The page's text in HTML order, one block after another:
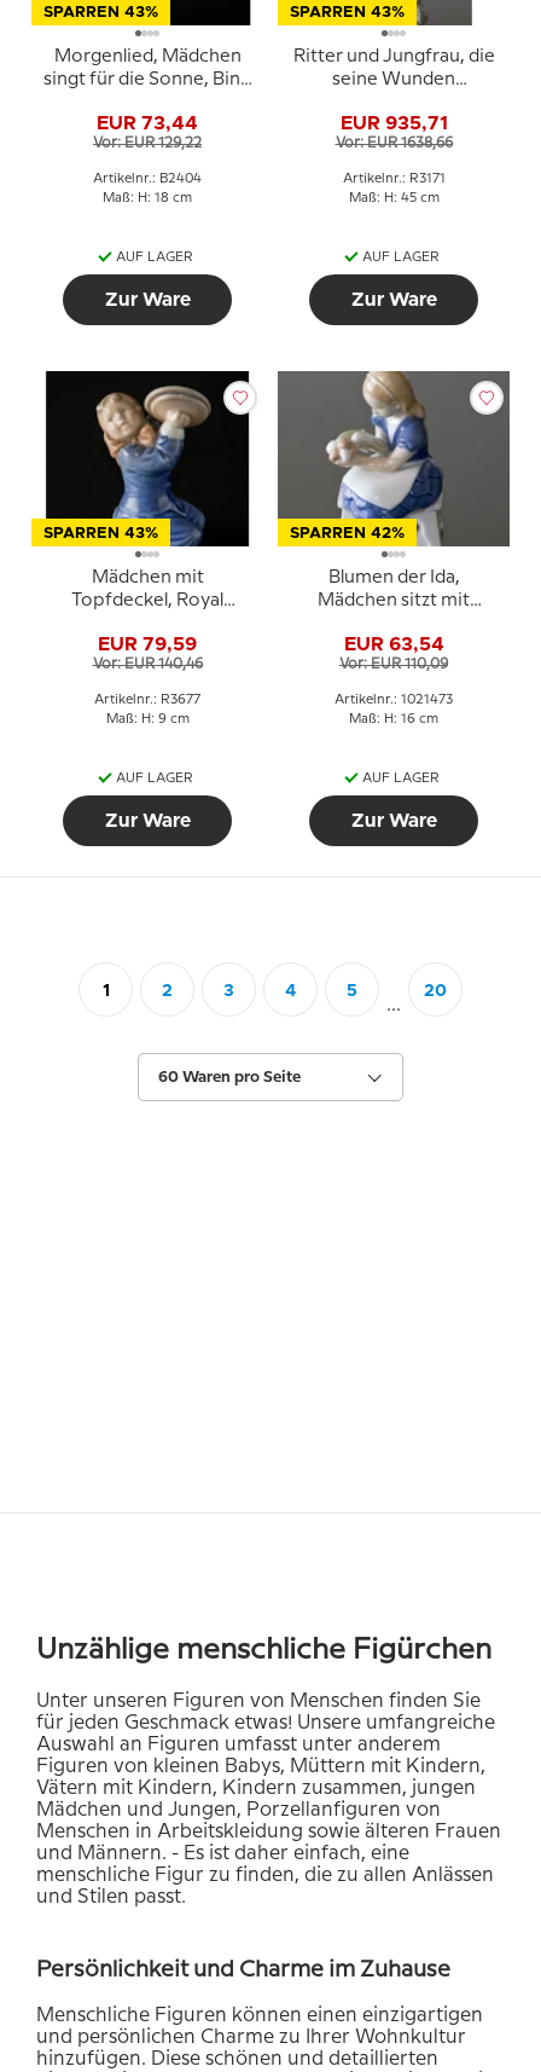
SPARREN 43%
Morgenlied, Mädchen
singt für die Sonne, Bing
2404
EUR 73,44
Vor: EUR 129,22
Artikelnr.: B2404
Maß: H: 18 cm
AUF LAGER
Zur Ware
SPARREN 43%
Ritter und Jungfrau, die
seine Wunden
Copenhagen Figur Nr.
3171
EUR 935,71
Vor: EUR 1638,66
Artikelnr.: R3171
Maß: H: 45 cm
AUF LAGER
Zur Ware
SPARREN 43%
Mädchen mit
Topfdeckel, Royal
3677
EUR 79,59
Vor: EUR 140,46
Artikelnr.: R3677
Maß: H: 9 cm
AUF LAGER
Zur Ware
SPARREN 42%
Blumen der Ida,
Mädchen sitzt mit
Figur Nr. 2298 oder 473
EUR 63,54
Vor: EUR 110,09
Artikelnr.: 1021473
Maß: H: 16 cm
AUF LAGER
Zur Ware
1 2 3 4 5
...
20
60 Waren pro Seite
Unzählige menschliche Figürchen
Unter unseren Figuren von Menschen finden Sie
für jeden Geschmack etwas! Unsere umfangreiche
Auswahl an Figuren umfasst unter anderem
Figuren von kleinen Babys, Müttern mit Kindern,
Vätern mit Kindern, Kindern zusammen, jungen
Mädchen und Jungen, Porzellanfiguren von
Menschen in Arbeitskleidung sowie älteren Frauen
und Männern. - Es ist daher einfach, eine
menschliche Figur zu finden, die zu allen Anlässen
und Stilen passt.
Persönlichkeit und Charme im Zuhause
Menschliche Figuren können einen einzigartigen
und persönlichen Charme zu Ihrer Wohnkultur
hinzufügen. Diese schönen und detaillierten